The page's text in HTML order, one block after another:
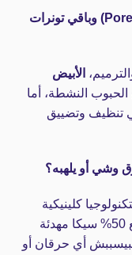
س: إيه الفرق بين التونر الوردي (Poremizing) وباقي تونرات
الأبيض
الحبوب النشطة، أما
تنظيف وتضييق
وشي أو يلهبه؟
كلينيكية
فائقة النقاء وبتركيز مدروس، ومدموج مع 50% سيكا مهدئة
أي حرقان أو